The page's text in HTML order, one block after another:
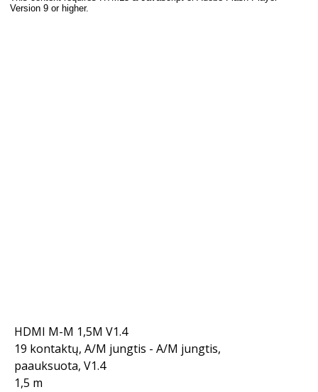
HDMI M-M 1,5M V1.4
19 kontaktų, A/M jungtis - A/M jungtis,
paauksuota, V1.4
1,5 m